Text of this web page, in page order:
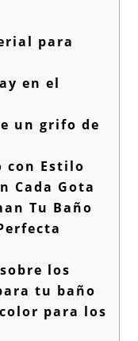
para
en el
un grifo de
con Estilo
Cada Gota
Tu Baño
los
tu baño
para los